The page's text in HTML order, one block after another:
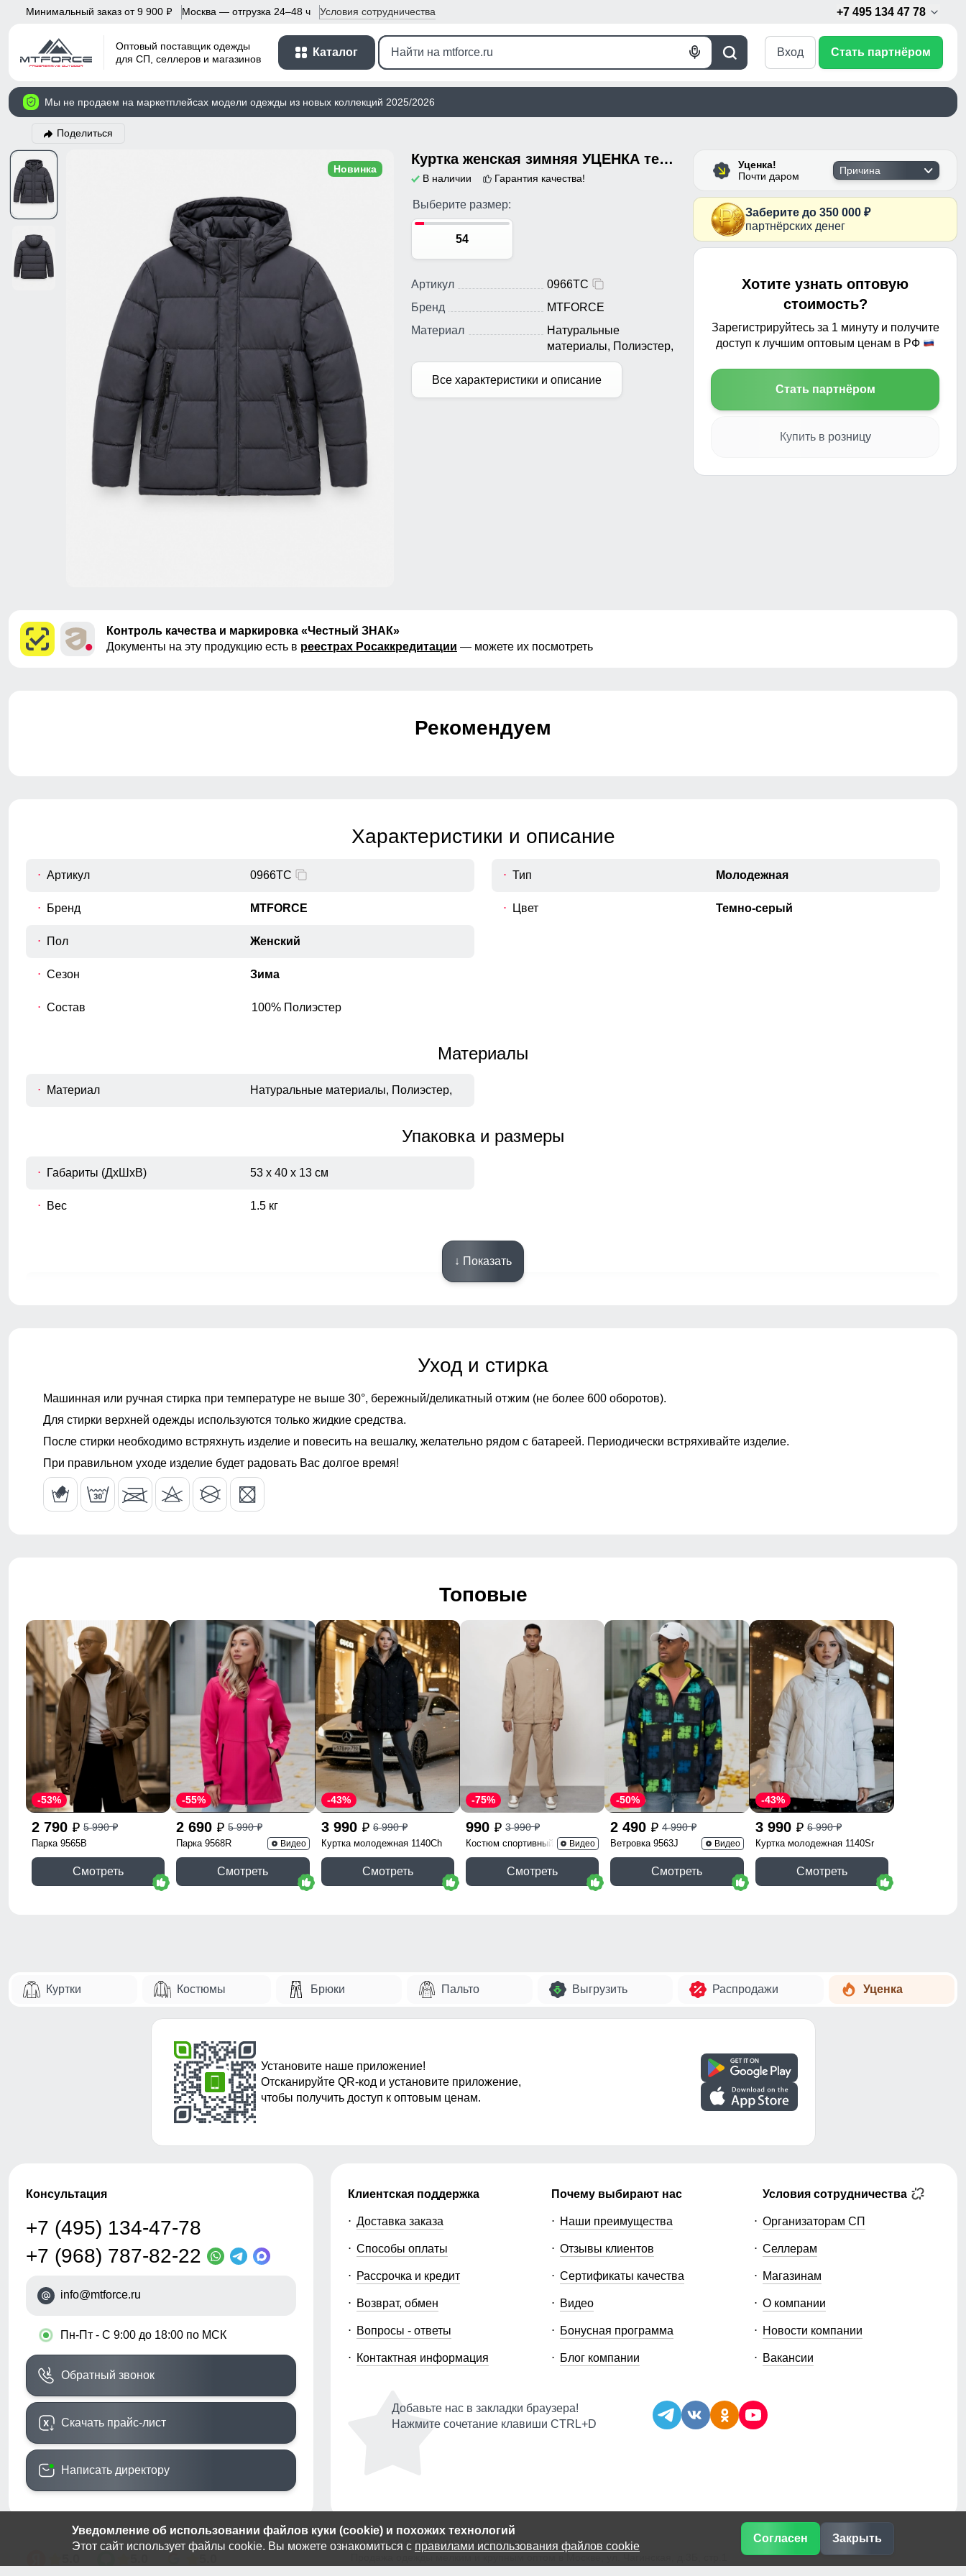
Уведомление об использовании файлов куки (cookie) и похожих технологий
Этот сайт использует файлы cookie. Вы можете ознакомиться с правилами использования файлов cookie
Согласен Закрыть
Минимальный заказ от 9 900 p Москва — отгрузка 24–48 ч Условия сотрудничества +7 495 134 47 78
Оптовый поставщик одежды
для СП, селлеров и магазинов
Каталог
Поиск
Голосовой
Вход Стать партнёром
Мы не продаем на маркетплейсах модели одежды из новых коллекций 2025/2026
Поделиться
Новинка
Куртка женская зимняя УЦЕНКА темно-серого цвета 0966TC
В наличии Гарантия качества!
Выберите размер:
54
Артикул
0966TC
Бренд
MTFORCE
Материал
Натуральные
материалы, Полиэстер,
Все характеристики и описание
Уценка!
Почти даром
Причина
Заберите до 350 000 ₽
партнёрских денег
Хотите узнать оптовую
стоимость?
Зарегистрируйтесь за 1 минуту и получите
доступ к лучшим оптовым ценам в РФ
Стать партнёром
Купить в розницу
Контроль качества и маркировка «Честный ЗНАК»
Документы на эту продукцию есть в реестрах Росаккредитации — можете их посмотреть
Рекомендуем
Характеристики и описание
Артикул 0966TC
Бренд MTFORCE
Пол Женский
Сезон Зима
Тип Молодежная
Цвет Темно-серый
Состав 100% Полиэстер
Материалы
Материал Натуральные материалы, Полиэстер,
Упаковка и размеры
Габариты (ДхШхВ) 53 x 40 x 13 см
Вес 1.5 кг
Описание
↓ Показать
Уход и стирка
Машинная или ручная стирка при температуре не выше 30°, бережный/деликатный отжим (не более 600 оборотов).
Для стирки верхней одежды используются только жидкие средства.
После стирки необходимо встряхнуть изделие и повесить на вешалку, желательно рядом с батареей. Периодически встряхивайте изделие.
При правильном уходе изделие будет радовать Вас долгое время!
Топовые
2 790 p 5 990p
-53%
Парка 9565B
Смотреть
2 690 p 5 990p
-55%
Парка 9568R Видео
Смотреть
3 990 p 6 990p
-43%
Куртка молодежная 1140Ch
Смотреть
990 p 3 990p
-75%
Костюм спортивный 15020B
Видео
Смотреть
2 490 p 4 990p
-50%
Ветровка 9563J Видео
Смотреть
3 990 p 6 990p
-43%
Куртка молодежная 1140Sr
Смотреть
Куртки Костюмы Брюки Пальто Выгрузить Распродажи Уценка
Установите наше приложение!
Отсканируйте QR-код и установите приложение,
чтобы получить доступ к оптовым ценам.
Консультация
+7 (495) 134-47-78
+7 (968) 787-82-22
info@mtforce.ru
• Пн-Пт - С 9:00 до 18:00 по МСК
Обратный звонок
Скачать прайс-лист
Написать директору
Клиентская поддержка
Доставка заказа
Способы оплаты
Рассрочка и кредит
Возврат, обмен
Вопросы - ответы
Контактная информация
Почему выбирают нас
Наши преимущества
Отзывы клиентов
Сертификаты качества
Видео
Бонусная программа
Блог компании
Условия сотрудничества
Организаторам СП
Селлерам
Магазинам
О компании
Новости компании
Вакансии
Добавьте нас в закладки браузера!
Нажмите сочетание клавиши CTRL+D
© 2014-2026 ООО «МТФОРС ПЛЮС»